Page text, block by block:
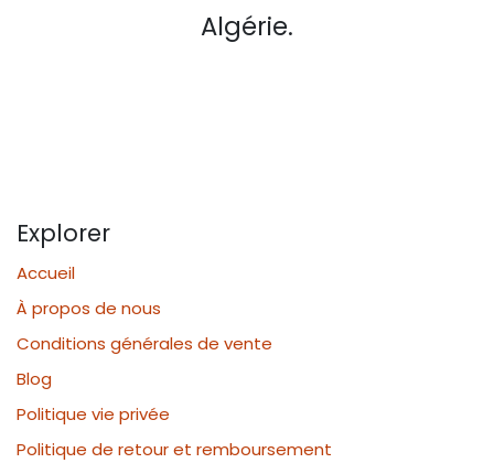
Algérie.
Explorer
Accueil
À propos de nous
Conditions générales de vente
Blog
Politique vie privée
Politique de retour et remboursement